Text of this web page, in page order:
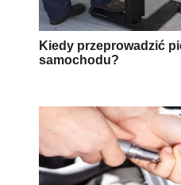
Kiedy przeprowadzić
samochodu?